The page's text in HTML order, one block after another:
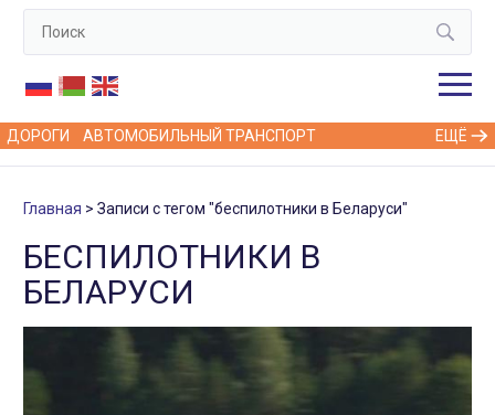
ДОРОГИ АВТОМОБИЛЬНЫЙ ТРАНСПОРТ ЕЩЁ
Главная Записи с тегом "беспилотники в Беларуси"
БЕСПИЛОТНИКИ В
БЕЛАРУСИ